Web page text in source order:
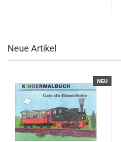
Neue Artikel
NEU